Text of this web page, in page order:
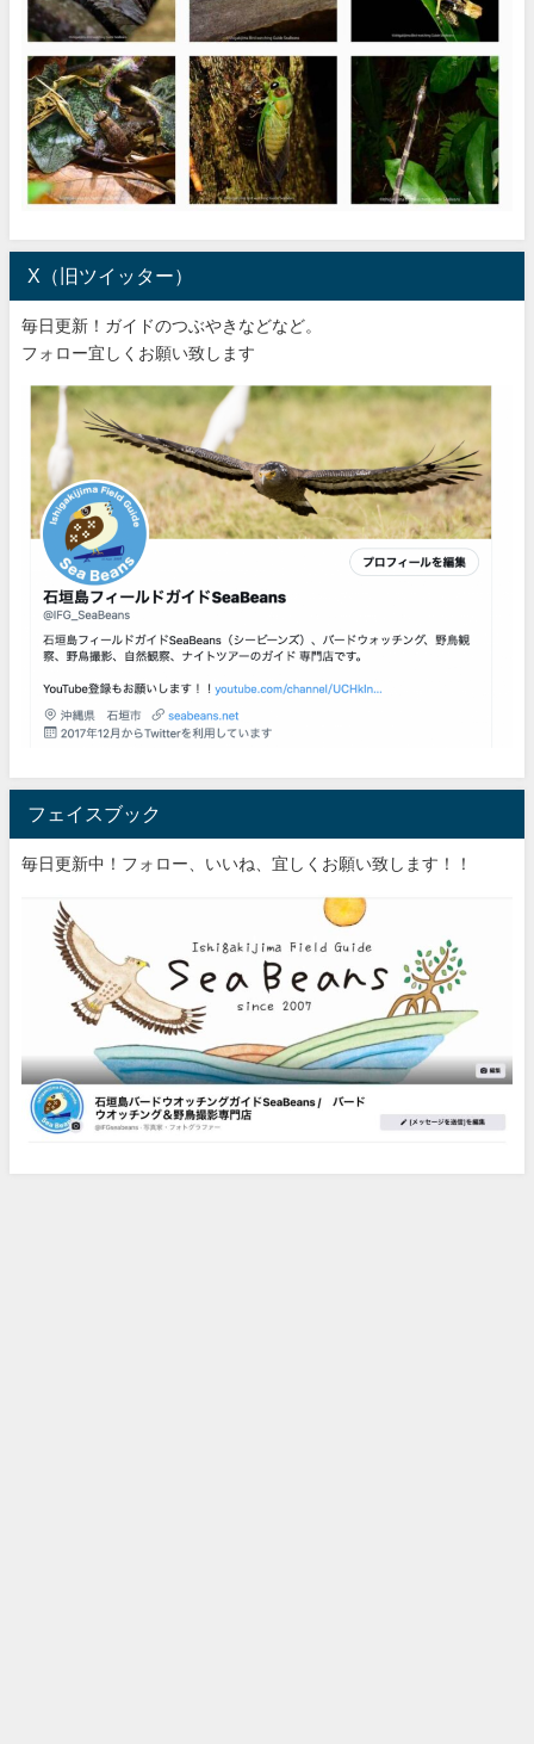
X（旧ツイッター）
毎日更新！ガイドのつぶやきなどなど。
フォロー宜しくお願い致します
フェイスブック
毎日更新中！フォロー、いいね、宜しくお願い致します！！